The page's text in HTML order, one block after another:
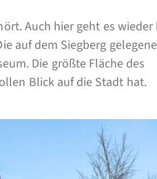
Auch hier geht es wieder
auf dem Siegberg gelegene
Die größte Fläche des
Blick auf die Stadt hat.